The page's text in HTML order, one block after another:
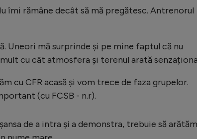
îmi rămâne decât să mă pregătesc. Antrenorul
Uneori mă surprinde și pe mine faptul că nu
cu cât atmosfera și terenul arată
cu CFR acasă și vom trece de faza grupelor.
(cu FCSB - n.r).
de a intra și a demonstra, trebuie să arătăm